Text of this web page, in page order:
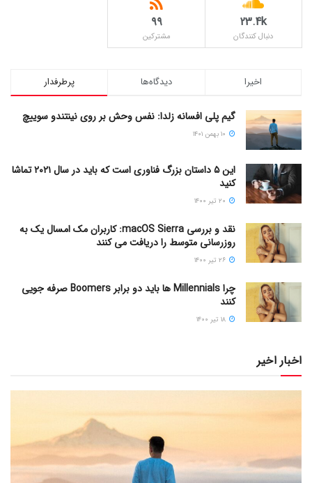
23.4k
دنبال کنندگان
۹۹
مشترکین
پرطرفدار دیدگاه‌ها اخیرا
گیم پلی افسانه زلدا: نفس وحش بر روی نینتندو سوییچ
این ۵ داستان بزرگ فناوری است که باید در سال ۲۰۲۱ تماشا
کنید
نقد و بررسی macOS Sierra: کاربران مک امسال یک به
روزرسانی متوسط را دریافت می کنند
چرا Millennials ها باید دو برابر Boomers صرفه جویی
کنند
اخبار اخیر